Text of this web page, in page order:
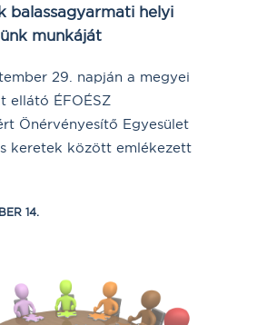
balassagyarmati helyi
munkáját
29. napján a megyei
ellátó ÉFOÉSZ
Önérvényesítő Egyesület
keretek között emlékezett
14.